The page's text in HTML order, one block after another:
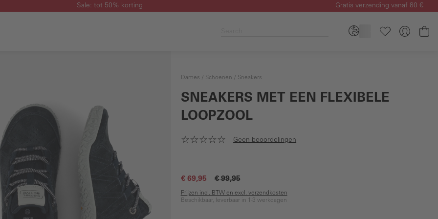
Sale: tot 50% korting Gratis verzending vanaf 80 €
Dames Schoenen Sneakers
SNEAKERS MET EEN FLEXIBELE
LOOPZOOL
Geen beoordelingen
€ 69,95 € 99,95
Prijzen incl. BTW en excl. verzendkosten
Beschikbaar, leverbaar in 1-3 werkdagen